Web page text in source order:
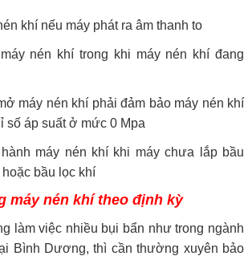
khí nếu máy phát ra âm thanh to
nén khí trong khi máy nén khí đang
máy nén khí phải đảm bảo máy nén khí
số áp suất ở mức 0 Mpa
máy nén khí khi máy chưa lắp bầu
bầu lọc khí
máy nén khí theo định kỳ
làm việc nhiều bụi bẩn như trong ngành
Bình Dương, thì cần thường xuyên bảo